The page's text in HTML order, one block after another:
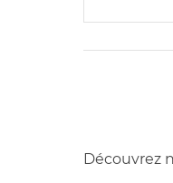
Découvrez